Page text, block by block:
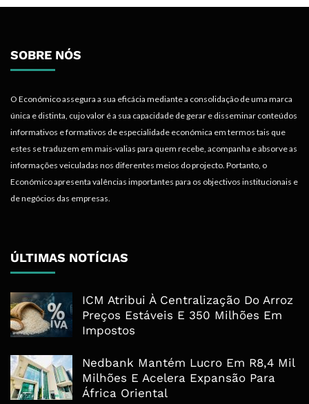
SOBRE NÓS
O Económico assegura a sua eficácia mediante a consolidação de uma marca
única e distinta, cujo valor é a sua capacidade de gerar e disseminar conteúdos
informativos e formativos de especialidade económica em termos tais que
estes se traduzem em mais-valias para quem recebe, acompanha e absorve as
informações veiculadas nos diferentes meios do projecto. Portanto, o
Económico apresenta valências importantes para os objectivos institucionais e
de negócios das empresas.
ÚLTIMAS NOTÍCIAS
ICM Atribui À Centralização Do Arroz
Preços Estáveis E 350 Milhões Em
Impostos
Nedbank Mantém Lucro Em R8,4 Mil
Milhões E Acelera Expansão Para
África Oriental